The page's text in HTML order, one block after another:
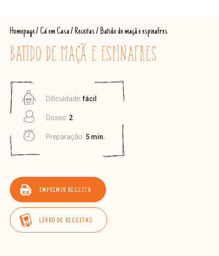
Homepage/ Cá em Casa/ Receitas/ Batido de maçã e espinafres
BATIDO DE MAÇÃ E ESPINAFRES
Dificuldade:fácil
Doses: 2
Preparação: 5 min.
IMPRIMIR RECEITA
LIVRO DE RECEITAS